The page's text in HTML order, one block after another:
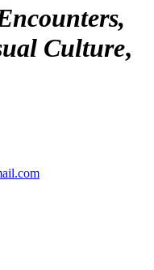
Culture,